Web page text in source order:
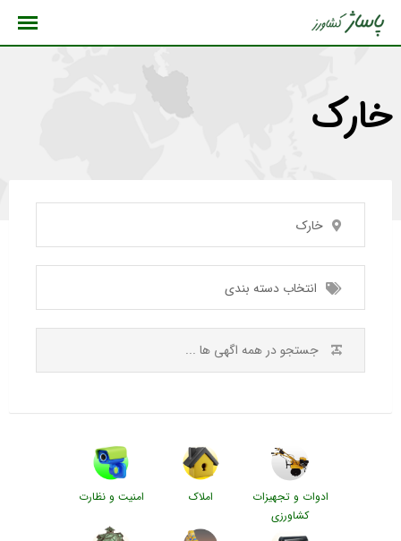
خارک
خارک
انتخاب دسته بندی
ادوات و تجهیزات
کشاورزی
املاک امنیت و نظارت